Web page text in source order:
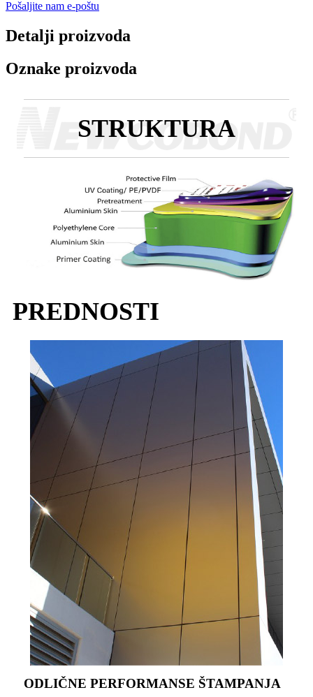
Pošaljite nam e-poštu
Detalji proizvoda
Oznake proizvoda
STRUKTURA
PREDNOSTI
ODLIČNE PERFORMANSE ŠTAMPANJA